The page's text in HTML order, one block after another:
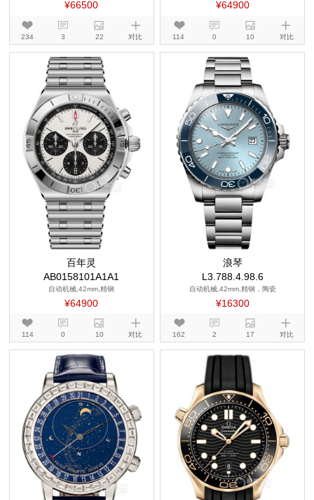
¥66500
234 3 22 对比
¥64900
114 0 10 对比
百年灵
AB0158101A1A1
自动机械,42mm,精钢
¥64900
114 0 10 对比
浪琴
L3.788.4.98.6
自动机械,42mm,精钢，陶瓷
¥16300
162 2 17 对比